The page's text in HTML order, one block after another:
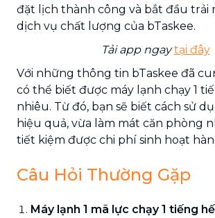
đặt lịch thành công và bắt đầu trải
dịch vụ chất lượng của bTaskee.
Tải app ngaytại đây
Với những thông tin bTaskee đã
có thể biết được máy lạnh chạy 1
nhiêu. Từ đó, bạn sẽ biết cách sử
hiệu quả, vừa làm mát căn phòng
tiết kiệm được chi phí sinh hoạt
Câu Hỏi Thường Gặp
Máy lạnh 1 mã lực chạy 1 tiếng